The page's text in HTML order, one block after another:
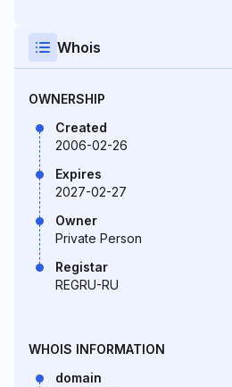
Whois
OWNERSHIP
Created
2006-02-26
Expires
2027-02-27
Owner
Private Person
Registar
REGRU-RU
WHOIS INFORMATION
domain